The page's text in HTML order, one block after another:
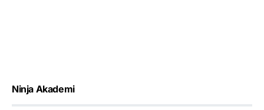
Ninja Akademi